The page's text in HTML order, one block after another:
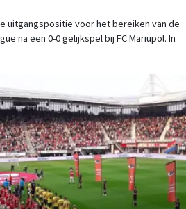
uitgangspositie voor het bereiken van de
na een 0-0 gelijkspel bij FC Mariupol. In